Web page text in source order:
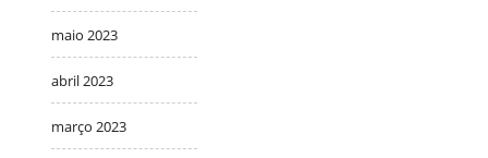
maio 2023
abril 2023
março 2023